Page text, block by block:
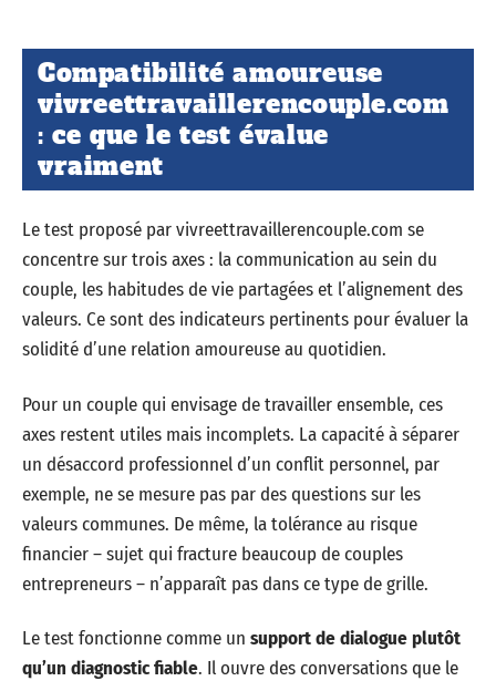
Compatibilité amoureuse
vivreettravaillerencouple.com
: ce que le test évalue
vraiment
Le test proposé par vivreettravaillerencouple.com se
concentre sur trois axes : la communication au sein du
couple, les habitudes de vie partagées et l’alignement des
valeurs. Ce sont des indicateurs pertinents pour évaluer la
solidité d’une relation amoureuse au quotidien.
Pour un couple qui envisage de travailler ensemble, ces
axes restent utiles mais incomplets. La capacité à séparer
un désaccord professionnel d’un conflit personnel, par
exemple, ne se mesure pas par des questions sur les
valeurs communes. De même, la tolérance au risque
financier – sujet qui fracture beaucoup de couples
entrepreneurs – n’apparaît pas dans ce type de grille.
Le test fonctionne comme un support de dialogue plutôt
qu’un diagnostic fiable. Il ouvre des conversations que le